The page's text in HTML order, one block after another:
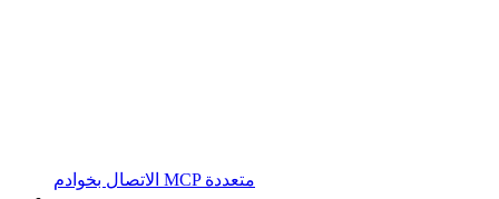
الاتصال بخوادم MCP متعددة